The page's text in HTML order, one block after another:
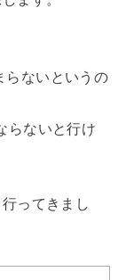
らないというの
らないと行け
ってきまし